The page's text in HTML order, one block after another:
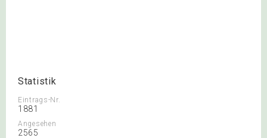
Statistik
Eintrags-Nr.
1881
Angesehen
2565